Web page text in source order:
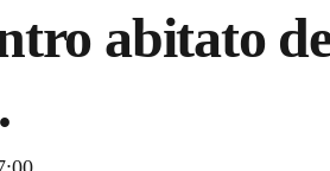
abitato